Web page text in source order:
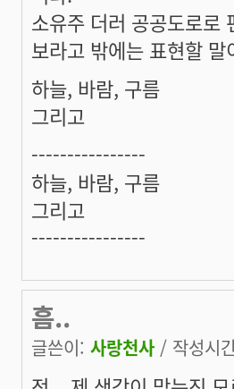
소유주 더러 공공도로로
보라고 밖에는 표현할 말
하늘, 바람, 구름
그리고
----------------
하늘, 바람, 구름
그리고
----------------
흠..
글쓴이: 사랑천사 / 작성시